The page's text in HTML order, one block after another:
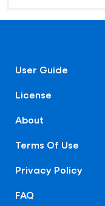
User Guide
License
About
Terms Of Use
Privacy Policy
FAQ